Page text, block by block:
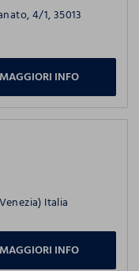
4/1, 35013
MAGGIORI INFO
Italia
MAGGIORI INFO